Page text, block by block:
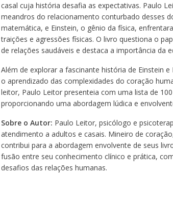
casal cuja história desafia as expectativas. Paulo
meandros do relacionamento conturbado desses
matemática, e Einstein, o gênio da física,
traições e agressões físicas. O livro questiona o
de relações saudáveis e destaca a importância da
Além de explorar a fascinante história de Einstein
o aprendizado das complexidades do coração
leitor, Paulo Leitor presenteia com uma lista de
proporcionando uma abordagem lúdica e
Sobre o Autor: Paulo Leitor, psicólogo e
atendimento a adultos e casais. Mineiro de
contribui para a abordagem envolvente de seus
fusão entre seu conhecimento clínico e prática,
desafios das relações humanas.